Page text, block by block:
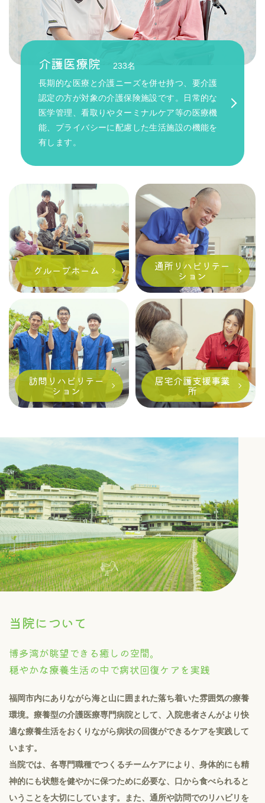
介護医療院
233名
長期的な医療と介護ニーズを併せ持つ、要介護
認定の方が対象の介護保険施設です。日常的な
医学管理、看取りやターミナルケア等の医療機
能、プライバシーに配慮した生活施設の機能を
有します。
グループホーム 通所リハビリテー
ション
訪問リハビリテー
ション
居宅介護支援事業
所
当院について
博多湾が眺望できる癒しの空間。
穏やかな療養生活の中で病状回復ケアを実践
福岡市内にありながら海と山に囲まれた落ち着いた雰囲気の療養
環境。療養型の介護医療専門病院として、入院患者さんがより快
適な療養生活をおくりながら病状の回復ができるケアを実践して
います。
当院では、各専門職種でつくるチームケアにより、身体的にも精
神的にも状態を健やかに保つために必要な、口から食べられると
いうことを大切にしています。また、通所や訪問でのリハビリを